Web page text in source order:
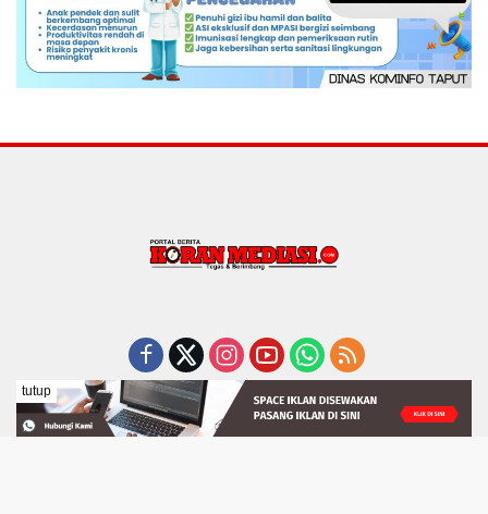
Indeks Pedoman Media Siber
REDAKSI
Tentang Kami
Disclaimer
Visi dan Misi
tutup